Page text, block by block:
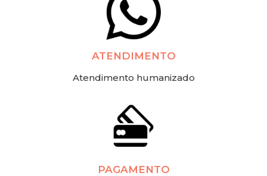
ATENDIMENTO
Atendimento humanizado
PAGAMENTO